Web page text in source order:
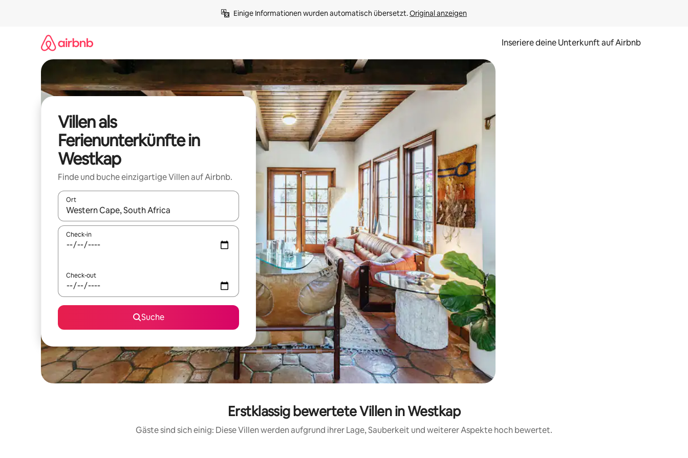
Einige Informationen wurden automatisch übersetzt. Original anzeigen
Inseriere deine Unterkunft auf Airbnb
Villen als
Ferienunterkünfte in
Westkap
Finde und buche einzigartige Villen auf Airbnb.
Ort
Wenn Ergebnisse verfügbar sind, navigiere mit den Pfeiltasten nach oben und unten oder erkunde die Ergebnisse durch Berühren oder Wischgesten.
Check-in
Check-out
Suche
Erstklassig bewertete Villen in Westkap
Gäste sind sich einig: Diese Villen werden aufgrund ihrer Lage, Sauberkeit und weiterer Aspekte hoch bewertet.